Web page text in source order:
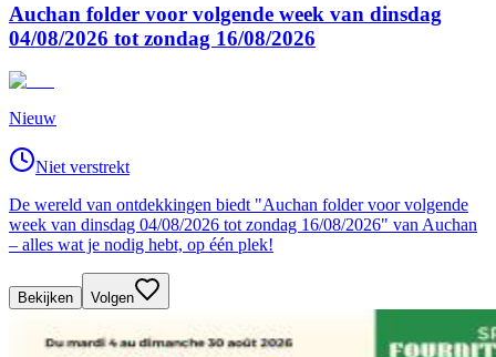
Auchan folder voor volgende week van dinsdag
04/08/2026 tot zondag 16/08/2026
Nieuw
Niet verstrekt
De wereld van ontdekkingen biedt "Auchan folder voor volgende
week van dinsdag 04/08/2026 tot zondag 16/08/2026" van Auchan
– alles wat je nodig hebt, op één plek!
Bekijken Volgen